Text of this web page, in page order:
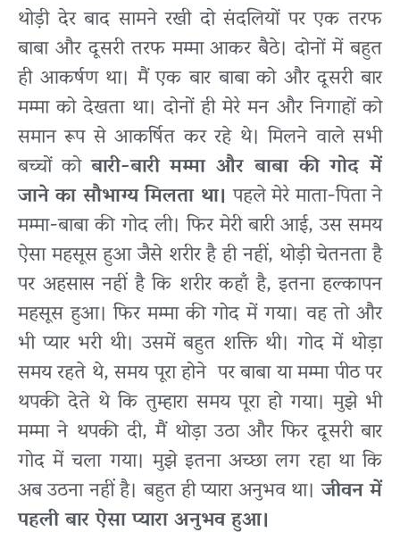
थोड़ी देर बाद सामने रखी दो संदलियों पर एक तरफ
बाबा और दूसरी तरफ मम्मा आकर बैठे। दोनों में बहुत
ही आकर्षण था। मैं एक बार बाबा को और दूसरी बार
मम्मा को देखता था। दोनों ही मेरे मन और निगाहों को
समान रूप से आकर्षित कर रहे थे। मिलने वाले सभी
बच्चों कोबारी-बारी मम्मा और बाबा की गोद में
जाने का सौभाग्य मिलता था। पहले मेरे माता-पिता ने
मम्मा-बाबा की गोद ली। फिर मेरी बारी आई, उस समय
ऐसा महसूस हुआ जैसे शरीर है ही नहीं, थोड़ी चेतनता है
पर अहसास नहीं है कि शरीर कहाँ है, इतना हल्कापन
महसूस हुआ। फिर मम्मा की गोद में गया। वह तो और
भी प्यार भरी थी। उसमें बहुत शक्ति थी। गोद में थोड़ा
समय रहते थे, समय पूरा होने पर बाबा या मम्मा पीठ पर
थपकी देते थे कि तुम्हारा समय पूरा हो गया। मुझे भी
मम्मा ने थपकी दी, मैं थोड़ा उठा और फिर दूसरी बार
गोद में चला गया। मुझे इतना अच्छा लग रहा था कि
अब उठना नहीं है। बहुत ही प्यारा अनुभव था।जीवन में
पहली बार ऐसा प्यारा अनुभव हुआ।